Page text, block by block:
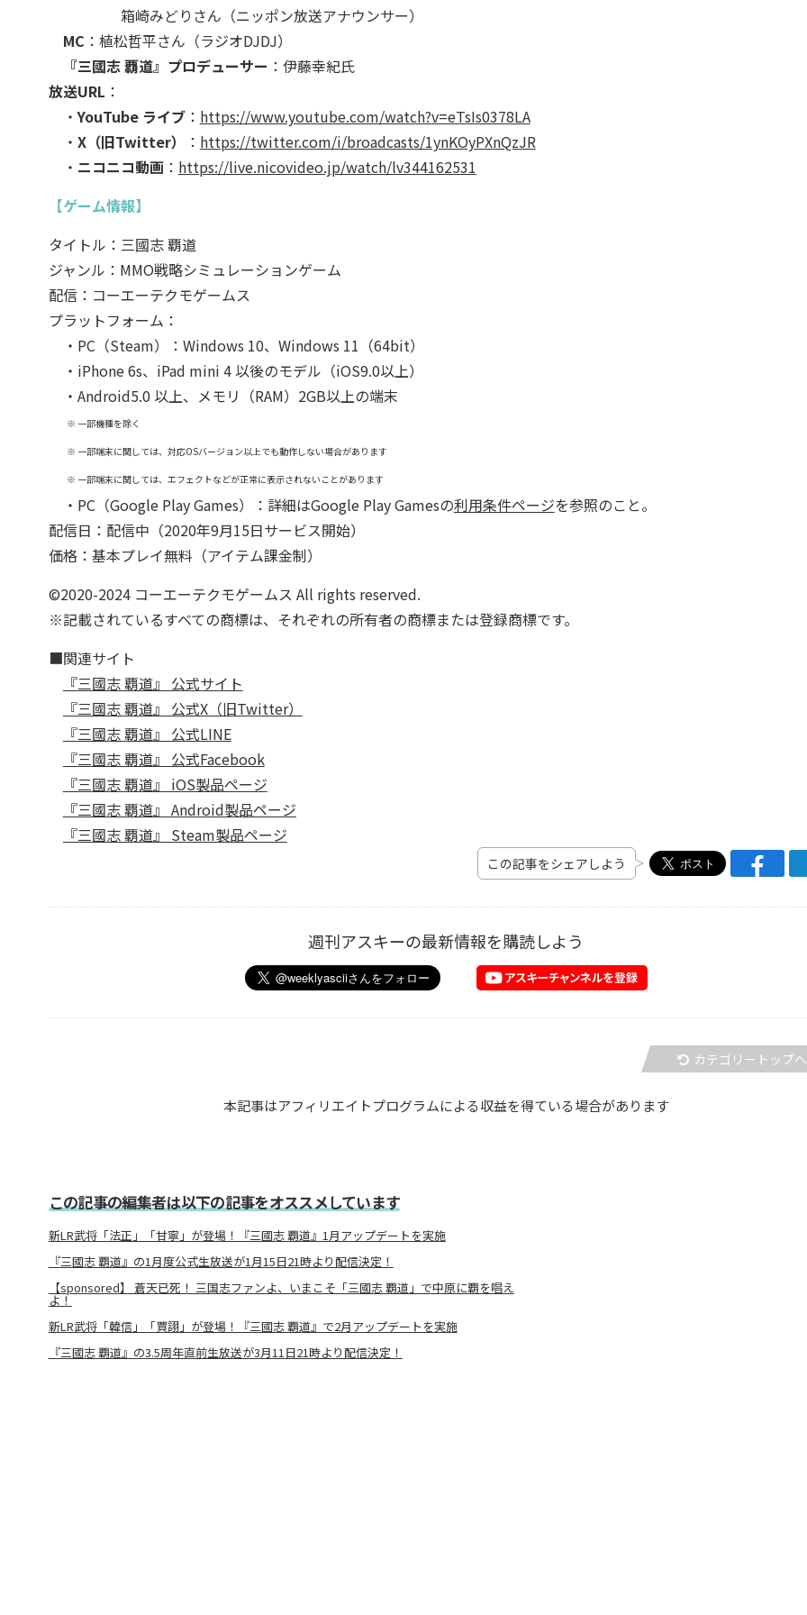
箱崎みどりさん（ニッポン放送アナウンサー）
MC ：植松哲平さん（ラジオDJDJ）
『三國志 覇道』プロデューサー ：伊藤幸紀氏
放送URL ：
・YouTube ライブ： https://www.youtube.com/watch?v=eTsIs0378LA
・ X（旧Twitter） ： https://twitter.com/i/broadcasts/1ynKOyPXnQzJR
・ ニコニコ動画： https://live.nicovideo.jp/watch/lv344162531
【ゲーム情報】
タイトル：三國志 覇道
ジャンル：MMO戦略シミュレーションゲーム
配信：コーエーテクモゲームス
プラットフォーム：
・PC（Steam）：Windows 10、Windows 11（64bit）
・iPhone 6s、iPad mini 4 以後のモデル（iOS9.0以上）
・Android5.0 以上、メモリ（RAM）2GB以上の端末
※ 一部機種を除く
※ 一部端末に関しては、対応OSバージョン以上でも動作しない場合があります
※ 一部端末に関しては、エフェクトなどが正常に表示されないことがあります
・PC（Google Play Games）：詳細はGoogle Play Gamesの利用条件ページを参照のこと。
配信日：配信中（2020年9月15日サービス開始）
価格：基本プレイ無料（アイテム課金制）
©2020-2024 コーエーテクモゲームス All rights reserved.
※記載されているすべての商標は、それぞれの所有者の商標または登録商標です。
■関連サイト
『三國志 覇道』 公式サイト
『三國志 覇道』 公式X（旧Twitter）
『三國志 覇道』 公式LINE
『三國志 覇道』 公式Facebook
『三國志 覇道』 iOS製品ページ
『三國志 覇道』 Android製品ページ
『三國志 覇道』 Steam製品ページ
この記事をシェアしよう
週刊アスキーの最新情報を購読しよう
カテゴリートップへ
本記事はアフィリエイトプログラムによる収益を得ている場合があります
この記事の編集者は以下の記事をオススメしています
新LR武将「法正」「甘寧」が登場！『三國志 覇道』1月アップデートを実施
『三國志 覇道』の1月度公式生放送が1月15日21時より配信決定！
【sponsored】 蒼天已死！ 三国志ファンよ、いまこそ「三國志 覇道」で中原に覇を唱え
よ！
新LR武将「韓信」「賈詡」が登場！『三國志 覇道』で2月アップデートを実施
『三國志 覇道』の3.5周年直前生放送が3月11日21時より配信決定！